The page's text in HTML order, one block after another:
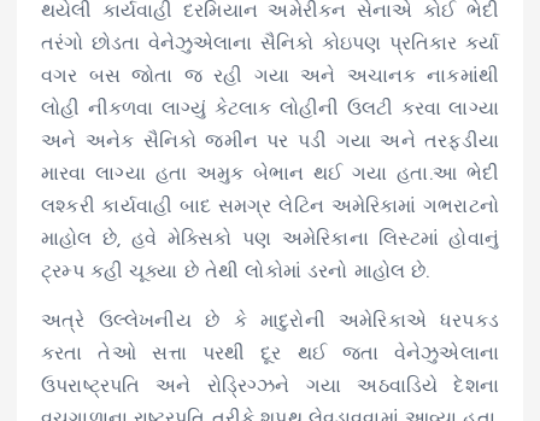
થયેલી કાર્યવાહી દરમિયાન અમેરીકન સેનાએ કોઈ ભેદી
તરંગો છોડતા વેનેઝુએલાના સૈનિકો કોઇપણ પ્રતિકાર કર્યા
વગર બસ જોતા જ રહી ગયા અને અચાનક નાકમાંથી
લોહી નીકળવા લાગ્યું કેટલાક લોહીની ઉલટી કરવા લાગ્યા
અને અનેક સૈનિકો જમીન પર પડી ગયા અને તરફડીયા
મારવા લાગ્યા હતા અમુક બેભાન થઈ ગયા હતા.આ ભેદી
લશ્કરી કાર્યવાહી બાદ સમગ્ર લેટિન અમેરિકામાં ગભરાટનો
માહોલ છે, હવે મેક્સિકો પણ અમેરિકાના લિસ્ટમાં હોવાનું
ટ્રમ્પ કહી ચૂક્યા છે તેથી લોકોમાં ડરનો માહોલ છે.
અત્રે ઉલ્લેખનીય છે કે માદુરોની અમેરિકાએ ધરપકડ
કરતા તેઓ સત્તા પરથી દૂર થઈ જતા વેનેઝુએલાના
ઉપરાષ્ટ્રપતિ અને રોડ્રિગ્ઝને ગયા અઠવાડિયે દેશના